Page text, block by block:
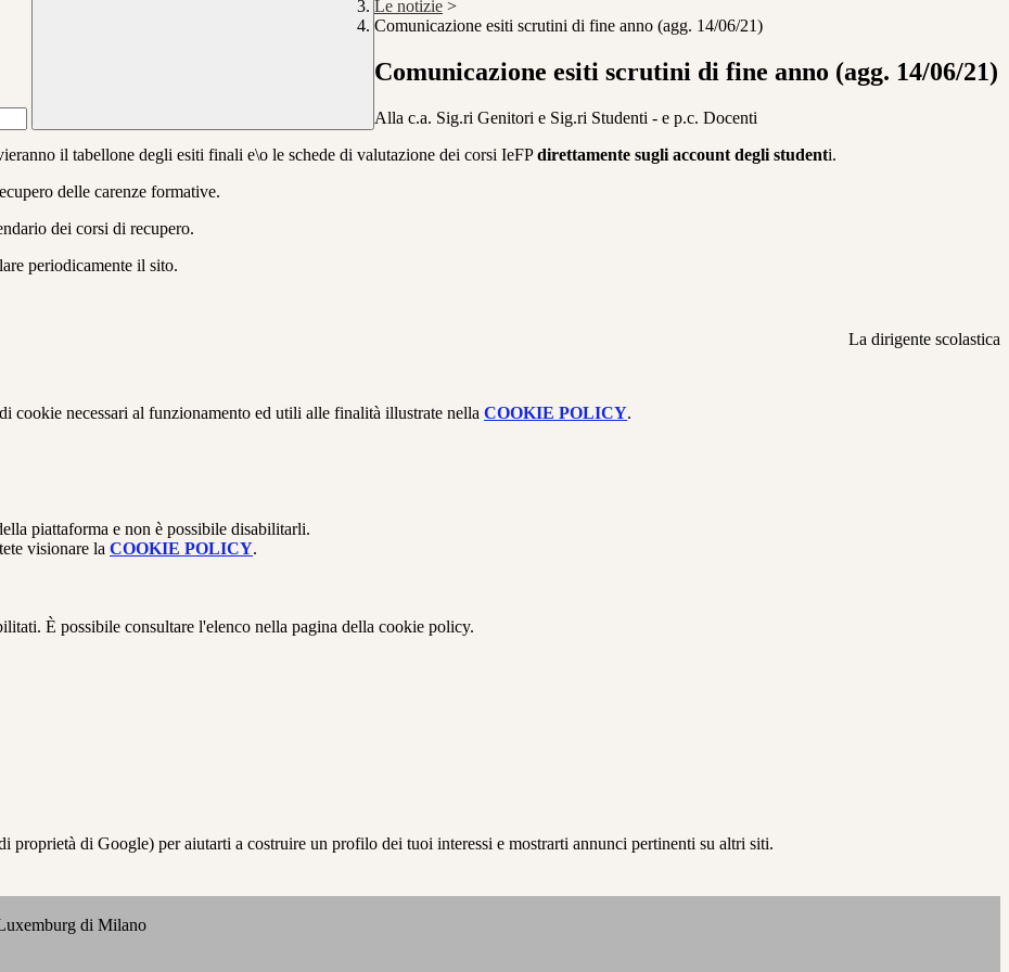
Le notizie >
Comunicazione esiti scrutini di fine anno (agg. 14/06/21)
Comunicazione esiti scrutini di fine anno (agg. 14/06/21)
Alla c.a. Sig.ri Genitori e Sig.ri Studenti - e p.c. Docenti
il tabellone degli esiti finali e\o le schede di valutazione dei corsi IeFPdirettamente sugli account degli studenti.
delle carenze formative.
dei corsi di recupero.
periodicamente il sito.
La dirigente scolastica
cookie necessari al funzionamento ed utili alle finalità illustrate nella COOKIE POLICY.
piattaforma e non è possibile disabilitarli.
visionare la COOKIE POLICY.
È possibile consultare l'elenco nella pagina della cookie policy.
proprietà di Google) per aiutarti a costruire un profilo dei tuoi interessi e mostrarti annunci pertinenti su altri siti.
di Milano